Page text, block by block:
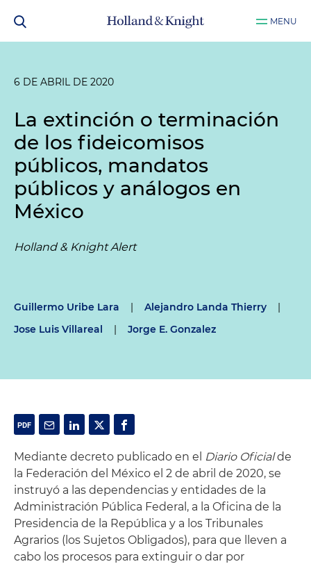
MENU
6 DE ABRIL DE 2020
La extinción o terminación
de los fideicomisos
públicos, mandatos
públicos y análogos en
México
Holland & Knight Alert
Guillermo Uribe Lara | Alejandro Landa Thierry
|
Jose Luis Villareal
| Jorge E. Gonzalez
Mediante decreto publicado en el Diario Oficialde
la Federación del México el 2 de abril de 2020, se
instruyó a las dependencias y entidades de la
Administración Pública Federal, a la Oficina de la
Presidencia de la República y a los Tribunales
Agrarios (los Sujetos Obligados), para que lleven a
cabo los procesos para extinguir o dar por